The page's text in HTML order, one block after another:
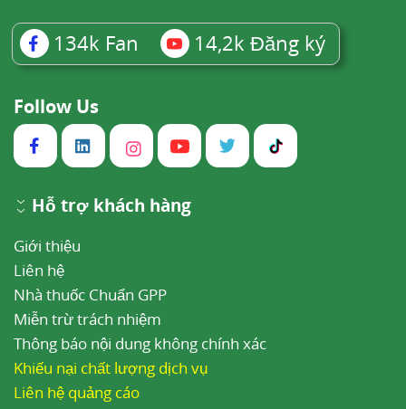
134k Fan 14,2k Đăng ký
Follow Us
Hỗ trợ khách hàng
Giới thiệu
Liên hệ
Nhà thuốc Chuẩn GPP
Miễn trừ trách nhiệm
Thông báo nội dung không chính xác
Khiếu nại chất lượng dịch vụ
Liên hệ quảng cáo